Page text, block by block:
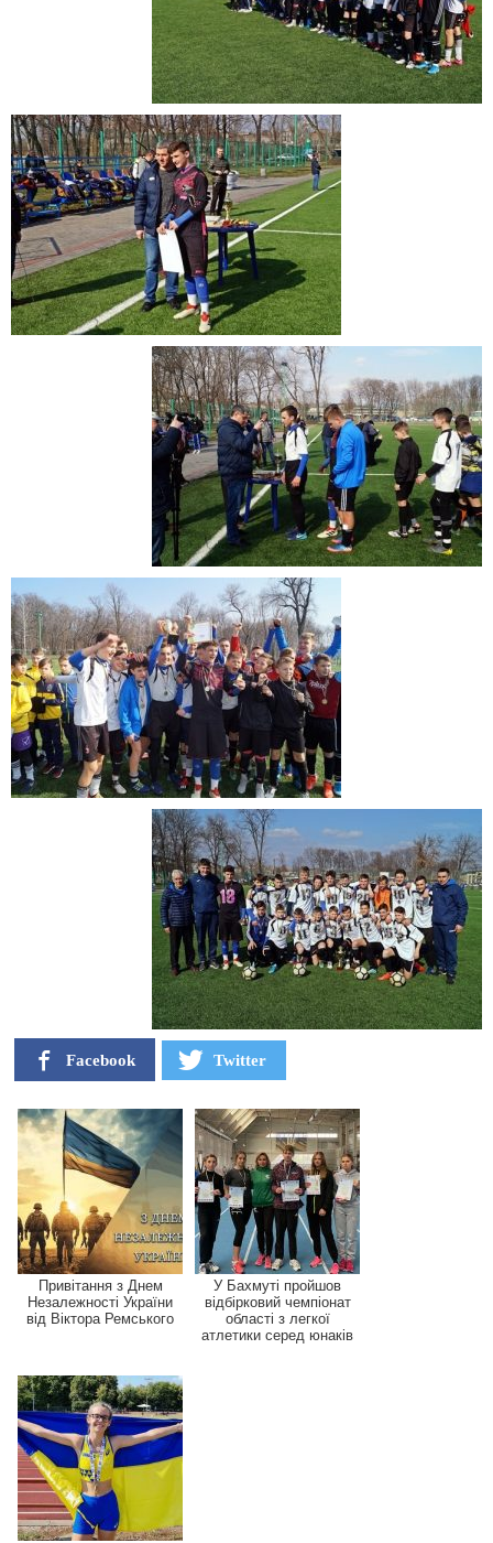
Facebook Twitter
Привітання з Днем
Незалежності України
від Віктора Ремського
У Бахмуті пройшов
відбірковий чемпіонат
області з легкої
атлетики серед юнаків